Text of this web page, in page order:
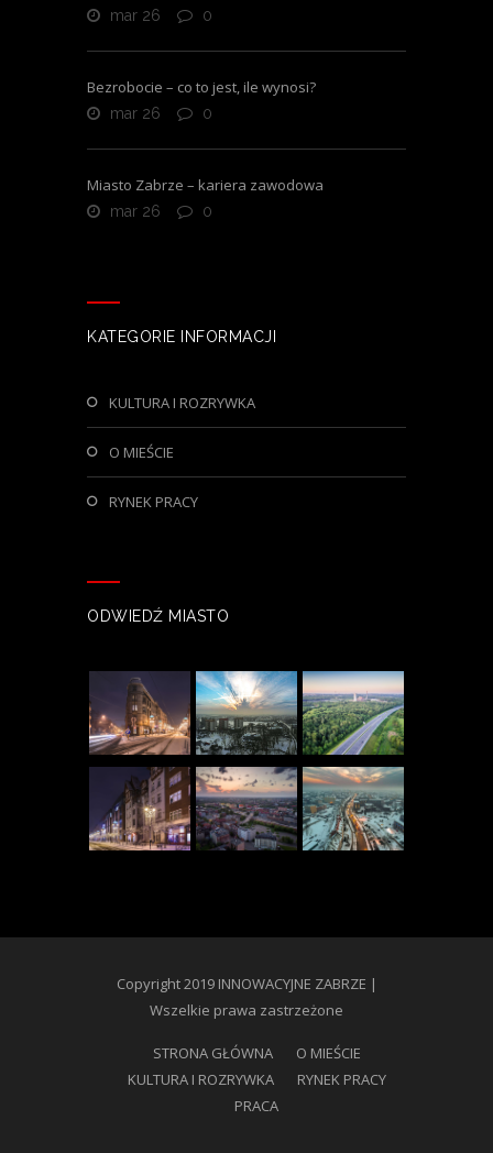
mar 26 0
Bezrobocie – co to jest, ile wynosi?
mar 26 0
Miasto Zabrze – kariera zawodowa
mar 26 0
KATEGORIE INFORMACJI
KULTURA I ROZRYWKA
O MIEŚCIE
RYNEK PRACY
ODWIEDŹ MIASTO
Copyright 2019 INNOWACYJNE ZABRZE |
Wszelkie prawa zastrzeżone
STRONA GŁÓWNA
O MIEŚCIE
KULTURA I ROZRYWKA
RYNEK PRACY
PRACA